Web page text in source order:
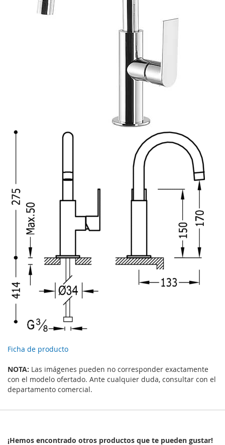
Ficha de producto
NOTA: Las imágenes pueden no corresponder exactamente
con el modelo ofertado. Ante cualquier duda, consultar con el
departamento comercial.
¡Hemos encontrado otros productos que te pueden gustar!